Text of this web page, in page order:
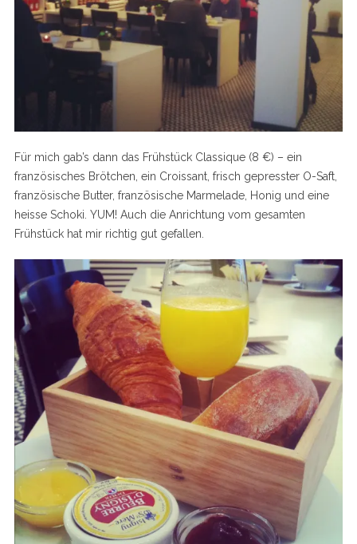
Für mich gab’s dann das Frühstück Classique (8 €) – ein
französisches Brötchen, ein Croissant, frisch gepresster O-Saft,
französische Butter, französische Marmelade, Honig und eine
heisse Schoki. YUM! Auch die Anrichtung vom gesamten
Frühstück hat mir richtig gut gefallen.